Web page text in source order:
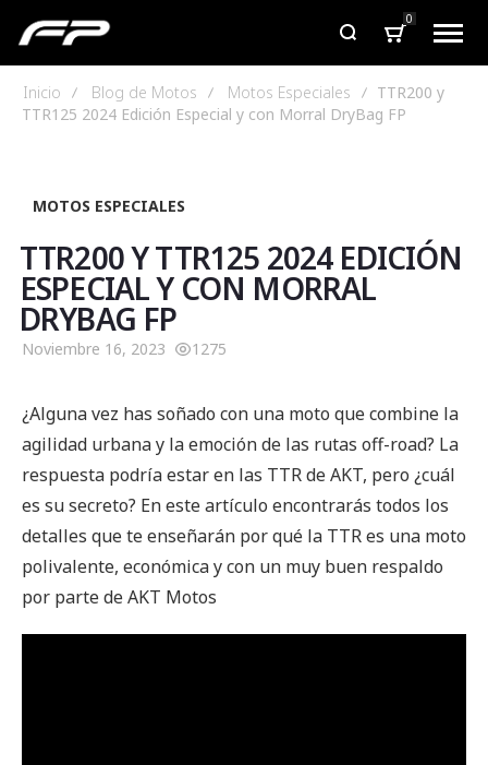
0
Inicio Blog de Motos Motos Especiales
TTR200 y
TTR125 2024 Edición Especial y con Morral DryBag FP
MOTOS ESPECIALES
TTR200 Y TTR125 2024 EDICIÓN
ESPECIAL Y CON MORRAL
DRYBAG FP
Noviembre 16, 2023 1275
¿Alguna vez has soñado con una moto que combine la
agilidad urbana y la emoción de las rutas off-road? La
respuesta podría estar en las TTR de AKT, pero ¿cuál
es su secreto? En este artículo encontrarás todos los
detalles que te enseñarán por qué la TTR es una moto
polivalente, económica y con un muy buen respaldo
por parte de AKT Motos